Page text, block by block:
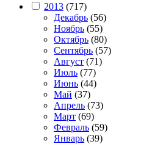
2013 (717)
Декабрь (56)
Ноябрь (55)
Октябрь (80)
Сентябрь (57)
Август (71)
Июль (77)
Июнь (44)
Май (37)
Апрель (73)
Март (69)
Февраль (59)
Январь (39)